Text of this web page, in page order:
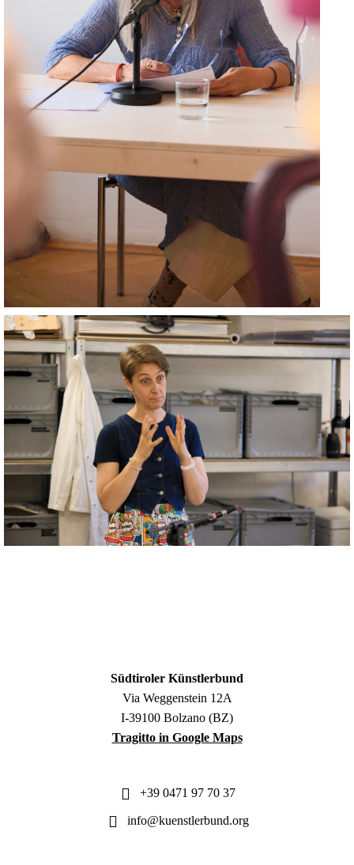
Südtiroler Künstlerbund
Via Weggenstein 12A
I-39100 Bolzano (BZ)
Tragitto in Google Maps
+39 0471 97 70 37
info@kuenstlerbund.org